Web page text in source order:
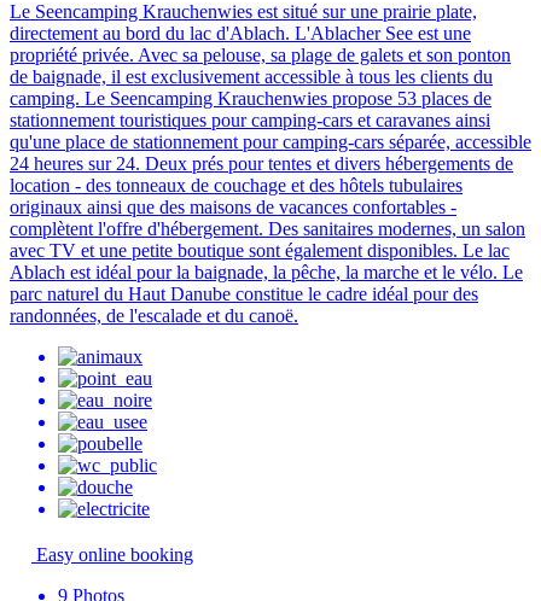
Le Seencamping Krauchenwies est situé sur une prairie plate,
directement au bord du lac d'Ablach. L'Ablacher See est une
propriété privée. Avec sa pelouse, sa plage de galets et son ponton
de baignade, il est exclusivement accessible à tous les clients du
camping. Le Seencamping Krauchenwies propose 53 places de
stationnement touristiques pour camping-cars et caravanes ainsi
qu'une place de stationnement pour camping-cars séparée, accessible
24 heures sur 24. Deux prés pour tentes et divers hébergements de
location - des tonneaux de couchage et des hôtels tubulaires
originaux ainsi que des maisons de vacances confortables -
complètent l'offre d'hébergement. Des sanitaires modernes, un salon
avec TV et une petite boutique sont également disponibles. Le lac
Ablach est idéal pour la baignade, la pêche, la marche et le vélo. Le
parc naturel du Haut Danube constitue le cadre idéal pour des
randonnées, de l'escalade et du canoë.
Easy online booking
9 Photos